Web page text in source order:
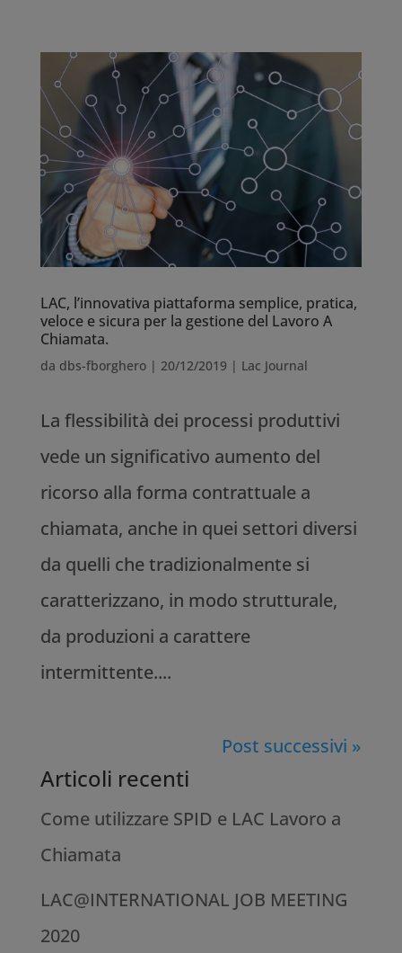
LAC, l’innovativa piattaforma semplice, pratica,
veloce e sicura per la gestione del Lavoro A
Chiamata.
da dbs-fborghero| 20/12/2019 | Lac Journal
La flessibilità dei processi produttivi
vede un significativo aumento del
ricorso alla forma contrattuale a
chiamata, anche in quei settori diversi
da quelli che tradizionalmente si
caratterizzano, in modo strutturale,
da produzioni a carattere
intermittente....
Post successivi »
Articoli recenti
Come utilizzare SPID‌ ‌e‌ LAC ‌Lavoro‌ ‌a‌
‌Chiamata
LAC@INTERNATIONAL JOB MEETING
2020